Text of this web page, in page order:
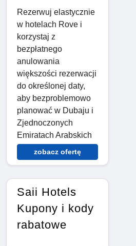
Rezerwuj elastycznie
w hotelach Rove i
korzystaj z
bezpłatnego
anulowania
większości rezerwacji
do określonej daty,
aby bezproblemowo
planować w Dubaju i
Zjednoczonych
Emiratach Arabskich
zobacz ofertę
Saii Hotels
Kupony i kody
rabatowe